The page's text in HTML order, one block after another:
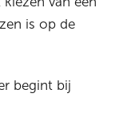
is op de
begint bij